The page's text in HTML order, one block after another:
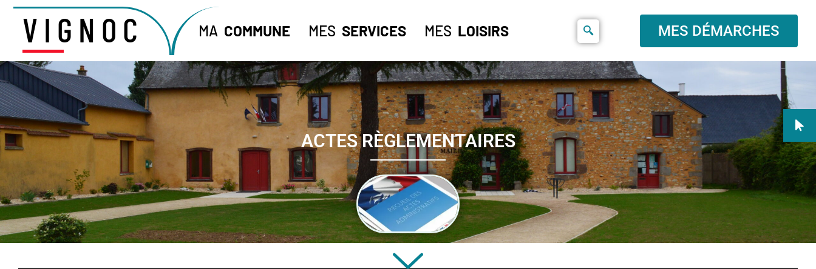
VIGNOC MA COMMUNE MES SERVICES MES LOISIRS MES DÉMARCHES
ACTES RÈGLEMENTAIRES